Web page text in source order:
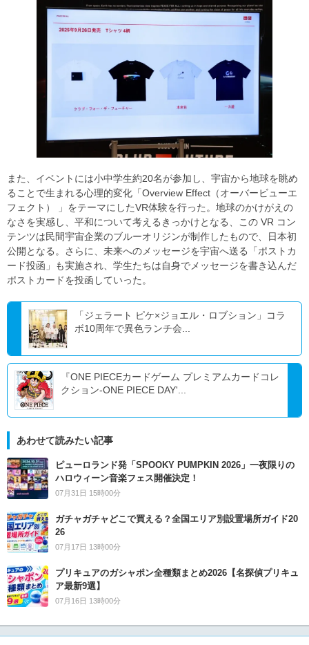
また、イベントには小中学生約20名が参加し、宇宙から地球を眺め
ることで生まれる心理的変化「Overview Effect（オーバービューエ
フェクト） 」をテーマにしたVR体験を行った。地球のかけがえの
なさを実感し、平和について考えるきっかけとなる、この VR コン
テンツは民間宇宙企業のブルーオリジンが制作したもので、日本初
公開となる。さらに、未来へのメッセージを宇宙へ送る「ポストカ
ード投函」も実施され、学生たちは自身でメッセージを書き込んだ
ポストカードを投函していった。
「ジェラート ピケ×ジョエル・ロブション」コラ
ボ10周年で異色ランチ会...
『ONE PIECEカードゲーム プレミアムカードコレ
クション-ONE PIECE DAY'...
あわせて読みたい記事
ピューロランド発「SPOOKY PUMPKIN 2026」一夜限りの
ハロウィーン音楽フェス開催決定！
07月31日 15時00分
ガチャガチャどこで買える？全国エリア別設置場所ガイド20
26
07月17日 13時00分
プリキュアのガシャポン全種類まとめ2026【名探偵プリキュ
ア最新9選】
07月16日 13時00分